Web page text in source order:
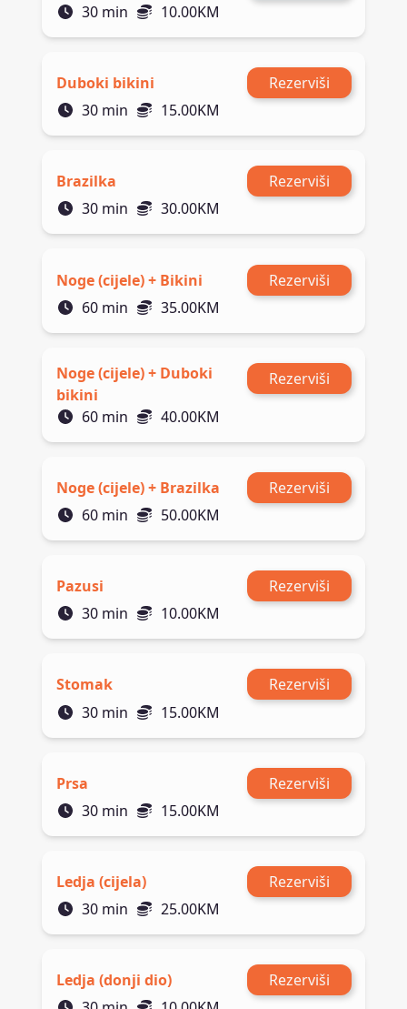
30 min 10.00KM
Duboki bikini
Rezerviši
30 min 15.00KM
Brazilka
Rezerviši
30 min 30.00KM
Noge (cijele) + Bikini
Rezerviši
60 min 35.00KM
Noge (cijele) + Duboki
bikini
Rezerviši
60 min 40.00KM
Noge (cijele) + Brazilka
Rezerviši
60 min 50.00KM
Pazusi
Rezerviši
30 min 10.00KM
Stomak
Rezerviši
30 min 15.00KM
Prsa
Rezerviši
30 min 15.00KM
Ledja (cijela)
Rezerviši
30 min 25.00KM
Ledja (donji dio)
Rezerviši